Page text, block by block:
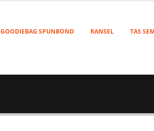
GOODIEBAG SPUNBOND RANSEL TAS